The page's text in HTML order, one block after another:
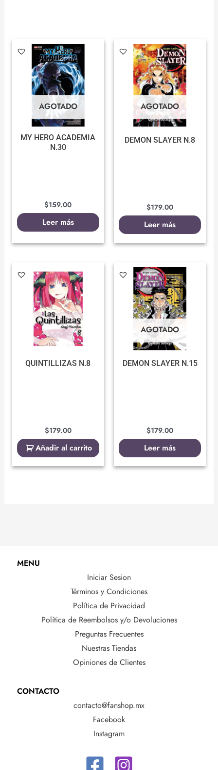
AGOTADO
MY HERO ACADEMIA
N.30
$159.00
Leer más
AGOTADO
DEMON SLAYER N.8
$179.00
Leer más
QUINTILLIZAS N.8
$179.00
Añadir al carrito
AGOTADO
DEMON SLAYER N.15
$179.00
Leer más
MENU
Iniciar Sesion
Términos y Condiciones
Política de Privacidad
Política de Reembolsos y/o Devoluciones
Preguntas Frecuentes
Nuestras Tiendas
Opiniones de Clientes
CONTACTO
contacto@fanshop.mx
Facebook
Instagram